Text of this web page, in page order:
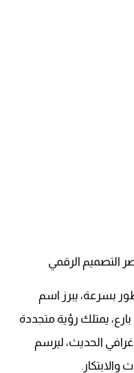
التصميم الرقمي
بسرعة، يبرز اسم
يمتلك رؤية متجددة
الحديث، ليرسم
والابتكار.